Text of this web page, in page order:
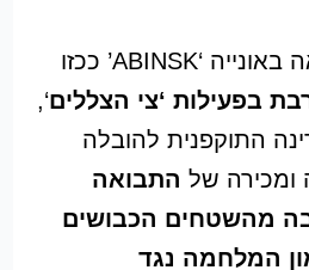
הצד האוקראיני רואה באונייה ‘ABINSK’ ככזו
בפעילות ‘צי הצללים‘,
התוקפנית להובלה
ומכירה של התבואה
מהשטחים הכבושים
המלחמה נגד